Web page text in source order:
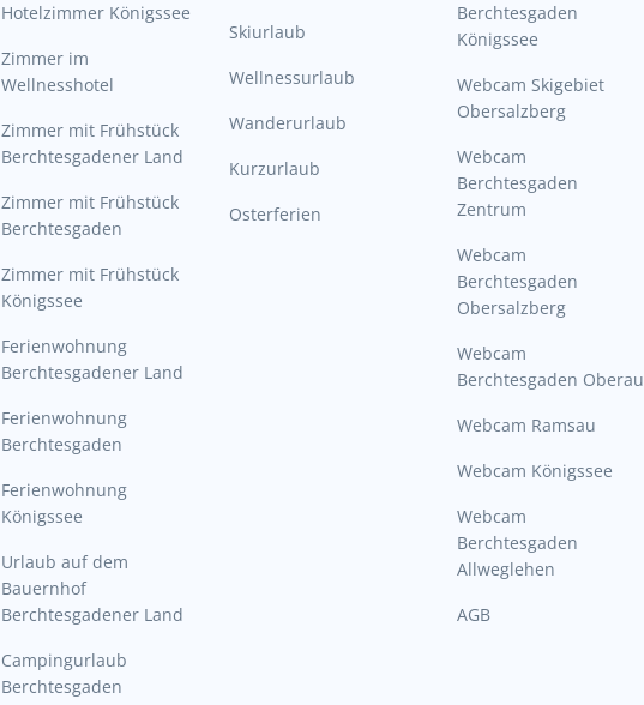
Hotelzimmer Königssee
Zimmer im
Wellnesshotel
Zimmer mit Frühstück
Berchtesgadener Land
Zimmer mit Frühstück
Berchtesgaden
Zimmer mit Frühstück
Königssee
Ferienwohnung
Berchtesgadener Land
Ferienwohnung
Berchtesgaden
Ferienwohnung
Königssee
Urlaub auf dem
Bauernhof
Berchtesgadener Land
Campingurlaub
Berchtesgaden
Skiurlaub
Wellnessurlaub
Wanderurlaub
Kurzurlaub
Osterferien
Berchtesgaden
Königssee
Webcam Skigebiet
Obersalzberg
Webcam
Berchtesgaden
Zentrum
Webcam
Berchtesgaden
Obersalzberg
Webcam
Berchtesgaden Oberau
Webcam Ramsau
Webcam Königssee
Webcam
Berchtesgaden
Allweglehen
AGB